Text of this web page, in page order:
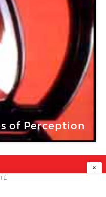
of Perception
×